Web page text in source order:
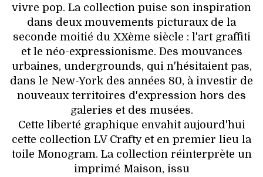
vivre pop. La collection puise son inspiration
dans deux mouvements picturaux de la
seconde moitié du XXème siècle : l'art graffiti
et le néo-expressionisme. Des mouvances
urbaines, undergrounds, qui n'hésitaient pas,
dans le New-York des années 80, à investir de
nouveaux territoires d'expression hors des
galeries et des musées.
Cette liberté graphique envahit aujourd'hui
cette collection LV Crafty et en premier lieu la
toile Monogram. La collection réinterprète un
imprimé Maison, issu